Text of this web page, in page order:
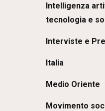
Intelligenza
tecnologia e
Interviste e
Italia
Medio Oriente
Movimento